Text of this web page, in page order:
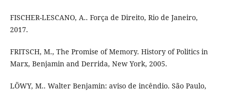
FISCHER-LESCANO, A.. Força de Direito, Rio de Janeiro,
2017.
FRITSCH, M., The Promise of Memory. History of Politics in
Marx, Benjamin and Derrida, New York, 2005.
LÖWY, M.. Walter Benjamin: aviso de incêndio. São Paulo,